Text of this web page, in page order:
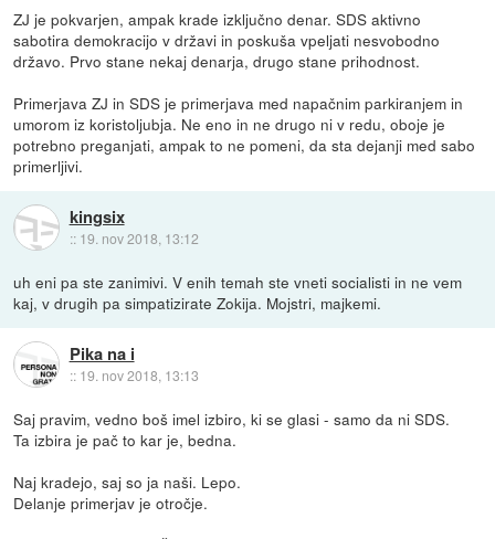
ZJ je pokvarjen, ampak krade izključno denar. SDS aktivno
sabotira demokracijo v državi in poskuša vpeljati nesvobodno
državo. Prvo stane nekaj denarja, drugo stane prihodnost.
Primerjava ZJ in SDS je primerjava med napačnim parkiranjem in
umorom iz koristoljubja. Ne eno in ne drugo ni v redu, oboje je
potrebno preganjati, ampak to ne pomeni, da sta dejanji med sabo
primerljivi.
kingsix
:: 19. nov 2018, 13:12
uh eni pa ste zanimivi. V enih temah ste vneti socialisti in ne vem
kaj, v drugih pa simpatizirate Zokija. Mojstri, majkemi.
Pika na i
:: 19. nov 2018, 13:13
Saj pravim, vedno boš imel izbiro, ki se glasi - samo da ni SDS.
Ta izbira je pač to kar je, bedna.
Naj kradejo, saj so ja naši. Lepo.
Delanje primerjav je otročje.